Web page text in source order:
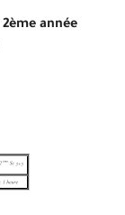
2ème année